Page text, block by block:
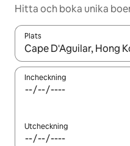
Hitta och boka unika
Plats
När resultaten är
Incheckning
Utcheckning